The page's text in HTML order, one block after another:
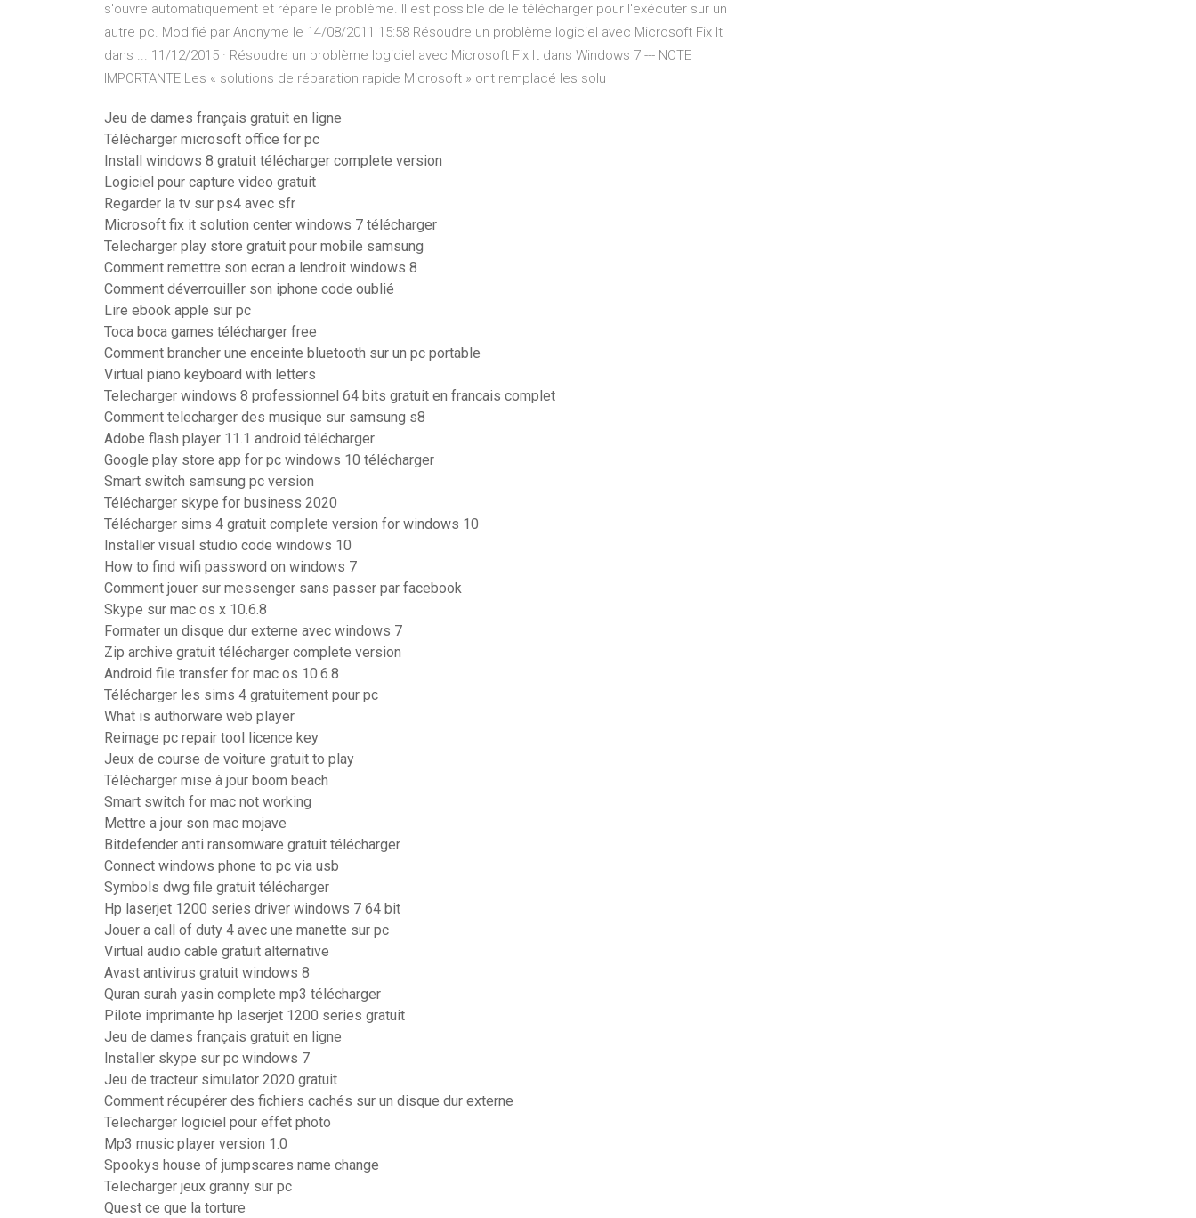
s'ouvre automatiquement et répare le problème. Il est possible de le télécharger pour l'exécuter sur un
autre pc. Modifié par Anonyme le 14/08/2011 15:58 Résoudre un problème logiciel avec Microsoft Fix It
dans ... 11/12/2015 · Résoudre un problème logiciel avec Microsoft Fix It dans Windows 7 --- NOTE
IMPORTANTE Les « solutions de réparation rapide Microsoft » ont remplacé les solu
Jeu de dames français gratuit en ligne
Télécharger microsoft office for pc
Install windows 8 gratuit télécharger complete version
Logiciel pour capture video gratuit
Regarder la tv sur ps4 avec sfr
Microsoft fix it solution center windows 7 télécharger
Telecharger play store gratuit pour mobile samsung
Comment remettre son ecran a lendroit windows 8
Comment déverrouiller son iphone code oublié
Lire ebook apple sur pc
Toca boca games télécharger free
Comment brancher une enceinte bluetooth sur un pc portable
Virtual piano keyboard with letters
Telecharger windows 8 professionnel 64 bits gratuit en francais complet
Comment telecharger des musique sur samsung s8
Adobe flash player 11.1 android télécharger
Google play store app for pc windows 10 télécharger
Smart switch samsung pc version
Télécharger skype for business 2020
Télécharger sims 4 gratuit complete version for windows 10
Installer visual studio code windows 10
How to find wifi password on windows 7
Comment jouer sur messenger sans passer par facebook
Skype sur mac os x 10.6.8
Formater un disque dur externe avec windows 7
Zip archive gratuit télécharger complete version
Android file transfer for mac os 10.6.8
Télécharger les sims 4 gratuitement pour pc
What is authorware web player
Reimage pc repair tool licence key
Jeux de course de voiture gratuit to play
Télécharger mise à jour boom beach
Smart switch for mac not working
Mettre a jour son mac mojave
Bitdefender anti ransomware gratuit télécharger
Connect windows phone to pc via usb
Symbols dwg file gratuit télécharger
Hp laserjet 1200 series driver windows 7 64 bit
Jouer a call of duty 4 avec une manette sur pc
Virtual audio cable gratuit alternative
Avast antivirus gratuit windows 8
Quran surah yasin complete mp3 télécharger
Pilote imprimante hp laserjet 1200 series gratuit
Jeu de dames français gratuit en ligne
Installer skype sur pc windows 7
Jeu de tracteur simulator 2020 gratuit
Comment récupérer des fichiers cachés sur un disque dur externe
Telecharger logiciel pour effet photo
Mp3 music player version 1.0
Spookys house of jumpscares name change
Telecharger jeux granny sur pc
Quest ce que la torture